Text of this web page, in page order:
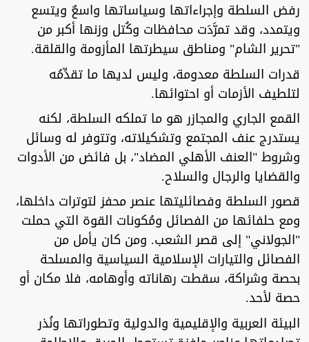
رفض السلطة وإجراءاتها وسياساتها واسعٌ ويتسع
ويتمدد، وقد تمرَّدَت محافظات وكُتل وزنها أكبر من
"تحرير الشام" ومناطق سيطرتها المأزومة والقلقة.
قدرات السلطة معدومة، وليس لديها ما تقدِّمُه
لتلطيف الأزمات أو احتوائها.
القمع الجاري والمجازر هو ما تملكه السلطة، لكنه
يستدرج عنف المجتمع وتشكيلاته، وتتوفر له وسائل
وشروط "العنف الأهلي المضاد"، بل فائض من الأدوات
والقضايا والرجال والسلاح.
قصور السلطة وفصائليتها عنصر محفز لتوترات داخلها،
ومع حلفائها من الفصائل ومُكونات القوة التي حملت
"الجولاني" إلى قصر الشعب. ومن كان يأمل من
الفصائل والتيارات الإسلامية السياسية والمسلحة
بحصة وشراكة، سقطت رهاناته وأوهامه، فلا مكان أو
حصة لأحد.
البيئة العربية والإقليمية والدولية وتطوراتها ونُذر